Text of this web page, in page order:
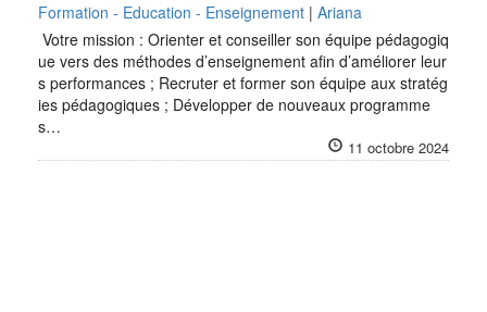
Formation - Education - Enseignement | Ariana
Votre mission : Orienter et conseiller son équipe pédagogiq
ue vers des méthodes d’enseignement afin d’améliorer leur
s performances ; Recruter et former son équipe aux stratég
ies pédagogiques ; Développer de nouveaux programme
s…
11 octobre 2024